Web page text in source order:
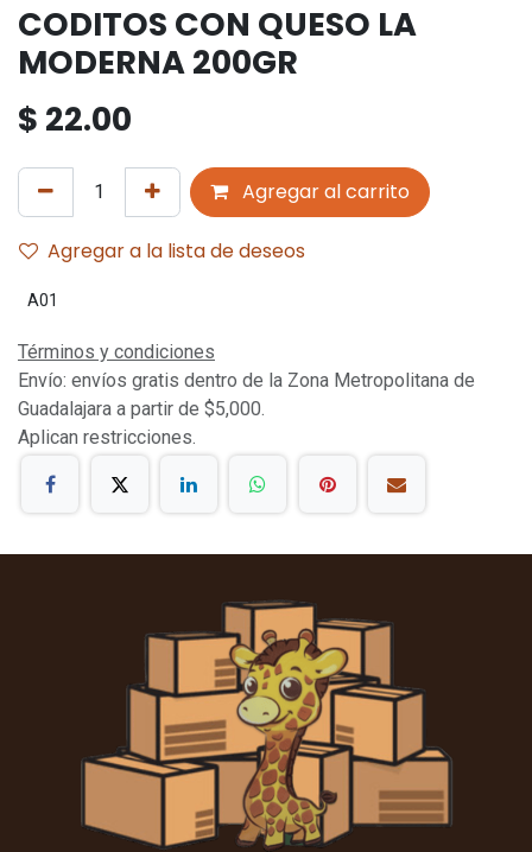
CODITOS CON QUESO LA
MODERNA 200GR
$ 22.00
Agregar al carrito
Agregar a la lista de deseos
A01
Términos y condiciones
Envío: envíos gratis dentro de la Zona Metropolitana de
Guadalajara a partir de $5,000.
Aplican restricciones.